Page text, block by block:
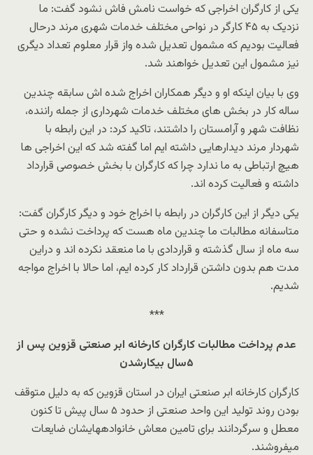
یکی از کارگران اخراجی که خواست نامش فاش نشود گفت: ما
نزدیک به ۴۵ کارگر در نواحی مختلف خدمات شهری مرند درحال
فعالیت بودیم که مشمول تعدیل شده واز قرار معلوم تعداد دیگری
نیز مشمول این تعدیل خواهند شد.
وی با بیان اینکه او و دیگر همکاران اخراج شده اش سابقه چندین
ساله کار در بخش های مختلف خدمات شهرداری از جمله راننده،
نظافت شهر و آرامستان را داشتند، تاکید کرد: در این رابطه با
شهردار مرند دیدارهایی داشته ایم اما گفته شد که این اخراجی ها
هیچ ارتباطی به ما ندارد چرا که کارگران با بخش خصوصی قرارداد
داشته و فعالیت کرده اند.
یکی دیگر از این کارگران در رابطه با اخراج خود و دیگر کارگران گفت:
متاسفانه مطالبات ما چندین ماه هست که پرداخت نشده و حتی
سه ماه از سال گذشته و قراردادی با ما منعقد نکرده اند و دراین
مدت هم بدون داشتن قرارداد کار کرده ایم، اما حالا با اخراج مواجه
شدیم.
***
عدم پرداخت مطالبات کارگران کارخانه ابر صنعتی قزوین پس از
۵سال بیکارشدن
کارگران کارخانه ابر صنعتی ایران در استان قزوین که به دلیل متوقف
بودن روند تولید این واحد صنعتی از حدود ۵ سال پیش تا کنون
معطل و سرگردانند برای تامین معاش خانوادههایشان ضایعات
میفروشند.